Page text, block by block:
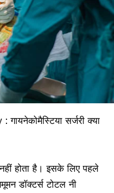
सर्जरी क्या
होता है। इसके लिए पहले
डॉक्टर्स टोटल नी